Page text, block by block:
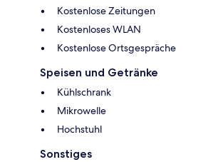
Kostenlose Zeitungen
Kostenloses WLAN
Kostenlose Ortsgespräche
Speisen und Getränke
Kühlschrank
Mikrowelle
Hochstuhl
Sonstiges